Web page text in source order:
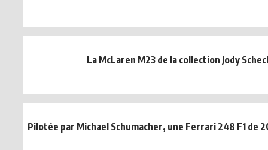
La McLaren M23 de la collection Jody
Pilotée par Michael Schumacher, une Ferrari 248 F1 de